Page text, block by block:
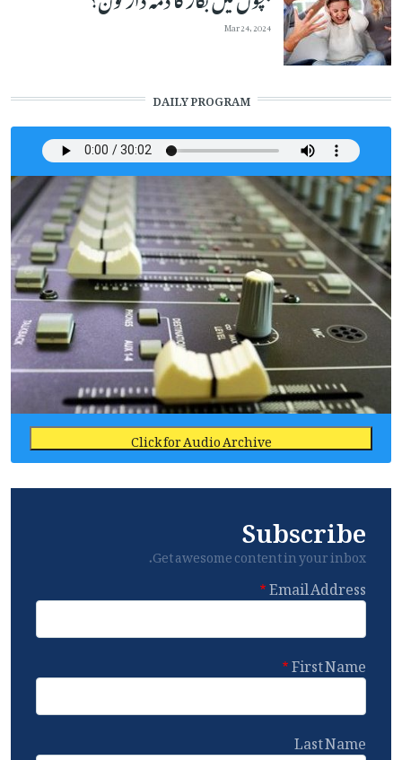
Mar 24, 2024
DAILY PROGRAM
Click for Audio Archive
Subscribe
Get awesome content in your inbox.
Email Address
First Name
Last Name